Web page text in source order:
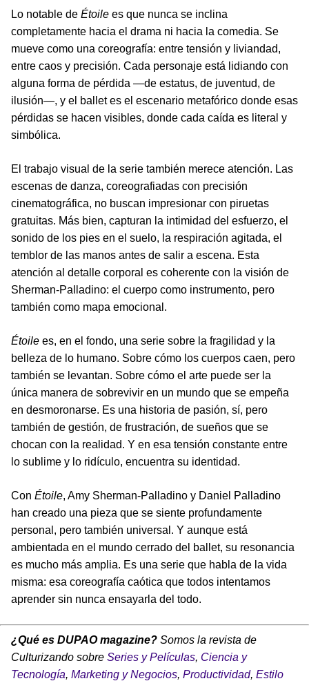
Lo notable de Étoile es que nunca se inclina
completamente hacia el drama ni hacia la comedia. Se
mueve como una coreografía: entre tensión y liviandad,
entre caos y precisión. Cada personaje está lidiando con
alguna forma de pérdida —de estatus, de juventud, de
ilusión—, y el ballet es el escenario metafórico donde esas
pérdidas se hacen visibles, donde cada caída es literal y
simbólica.
El trabajo visual de la serie también merece atención. Las
escenas de danza, coreografiadas con precisión
cinematográfica, no buscan impresionar con piruetas
gratuitas. Más bien, capturan la intimidad del esfuerzo, el
sonido de los pies en el suelo, la respiración agitada, el
temblor de las manos antes de salir a escena. Esta
atención al detalle corporal es coherente con la visión de
Sherman-Palladino: el cuerpo como instrumento, pero
también como mapa emocional.
Étoile es, en el fondo, una serie sobre la fragilidad y la
belleza de lo humano. Sobre cómo los cuerpos caen, pero
también se levantan. Sobre cómo el arte puede ser la
única manera de sobrevivir en un mundo que se empeña
en desmoronarse. Es una historia de pasión, sí, pero
también de gestión, de frustración, de sueños que se
chocan con la realidad. Y en esa tensión constante entre
lo sublime y lo ridículo, encuentra su identidad.
Con Étoile, Amy Sherman-Palladino y Daniel Palladino
han creado una pieza que se siente profundamente
personal, pero también universal. Y aunque está
ambientada en el mundo cerrado del ballet, su resonancia
es mucho más amplia. Es una serie que habla de la vida
misma: esa coreografía caótica que todos intentamos
aprender sin nunca ensayarla del todo.
¿Qué es DUPAO magazine? Somos la revista de
Culturizando sobre Series y Películas, Ciencia y
Tecnología, Marketing y Negocios, Productividad, Estilo